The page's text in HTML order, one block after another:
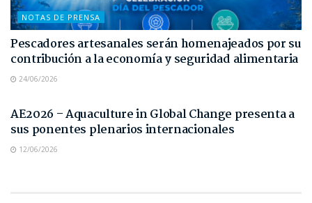
NOTAS DE PRENSA
Pescadores artesanales serán homenajeados por su
contribución a la economía y seguridad alimentaria
24/06/2026
AE2026 – Aquaculture in Global Change presenta a
sus ponentes plenarios internacionales
12/06/2026